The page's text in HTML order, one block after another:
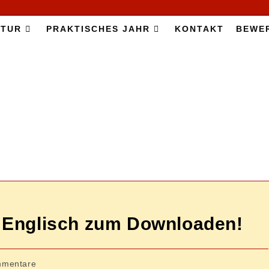
PRAK­TI­SCHES JAHR KON­TAKT
zum Downloaden!